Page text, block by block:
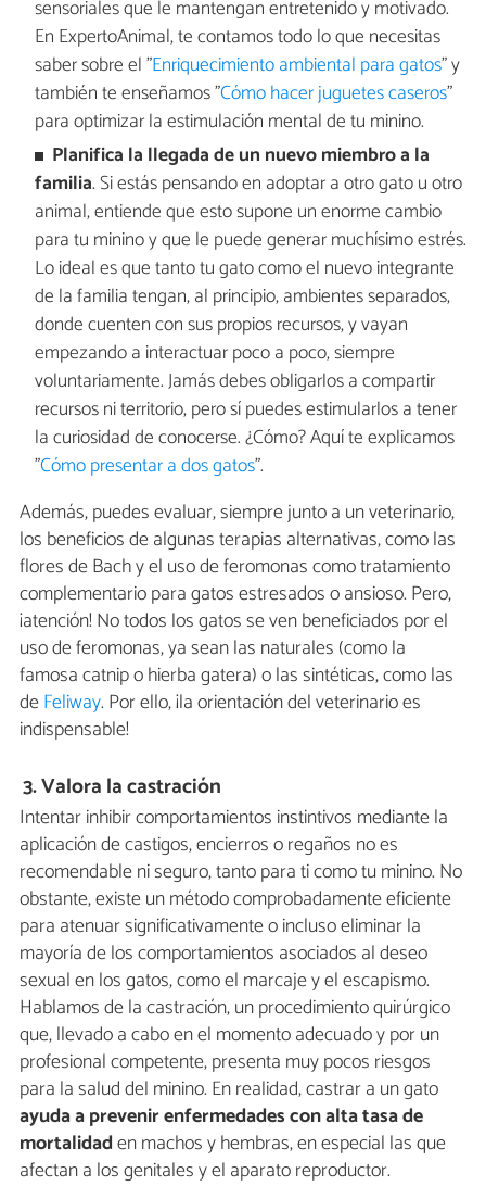
sensoriales que le mantengan entretenido y motivado.
En ExpertoAnimal, te contamos todo lo que necesitas
saber sobre el "Enriquecimiento ambiental para gatos" y
también te enseñamos "Cómo hacer juguetes caseros"
para optimizar la estimulación mental de tu minino.
Planifica la llegada de un nuevo miembro a la
familia. Si estás pensando en adoptar a otro gato u otro
animal, entiende que esto supone un enorme cambio
para tu minino y que le puede generar muchísimo estrés.
Lo ideal es que tanto tu gato como el nuevo integrante
de la familia tengan, al principio, ambientes separados,
donde cuenten con sus propios recursos, y vayan
empezando a interactuar poco a poco, siempre
voluntariamente. Jamás debes obligarlos a compartir
recursos ni territorio, pero sí puedes estimularlos a tener
la curiosidad de conocerse. ¿Cómo? Aquí te explicamos
"Cómo presentar a dos gatos".
Además, puedes evaluar, siempre junto a un veterinario,
los beneficios de algunas terapias alternativas, como las
flores de Bach y el uso de feromonas como tratamiento
complementario para gatos estresados o ansioso. Pero,
¡atención! No todos los gatos se ven beneficiados por el
uso de feromonas, ya sean las naturales (como la
famosa catnip o hierba gatera) o las sintéticas, como las
deFeliway. Por ello, ¡la orientación del veterinario es
indispensable!
3. Valora la castración
Intentar inhibir comportamientos instintivos mediante la
aplicación de castigos, encierros o regaños no es
recomendable ni seguro, tanto para ti como tu minino. No
obstante, existe un método comprobadamente eficiente
para atenuar significativamente o incluso eliminar la
mayoría de los comportamientos asociados al deseo
sexual en los gatos, como el marcaje y el escapismo.
Hablamos de la castración, un procedimiento quirúrgico
que, llevado a cabo en el momento adecuado y por un
profesional competente, presenta muy pocos riesgos
para la salud del minino. En realidad, castrar a un gato
ayuda a prevenir enfermedades con alta tasa de
mortalidaden machos y hembras, en especial las que
afectan a los genitales y el aparato reproductor.